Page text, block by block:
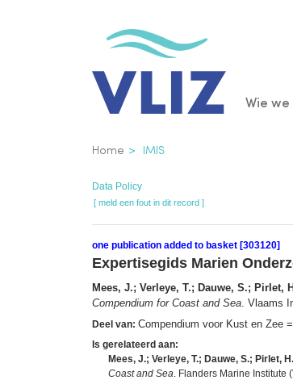
Wie we
Kruimelpad
Home IMIS
Data Policy
[ meld een fout in dit record ]
one publication added to basket [303120]
Expertisegids Marien
Mees, J.; Verleye, T.; Dauwe, S.; Pirlet,
Compendium for Coast and Sea . Vlaams
Deel van: Compendium voor Kust en Zee
Is gerelateerd aan:
Mees, J.; Verleye, T.; Dauwe, S.; Pirlet,
Coast and Sea. Flanders Marine Institute